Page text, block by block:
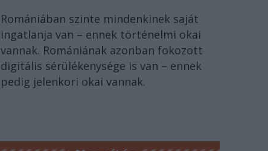
Romániában szinte mindenkinek saját
ingatlanja van – ennek történelmi okai
vannak. Romániának azonban fokozott
digitális sérülékenysége is van – ennek
pedig jelenkori okai vannak.